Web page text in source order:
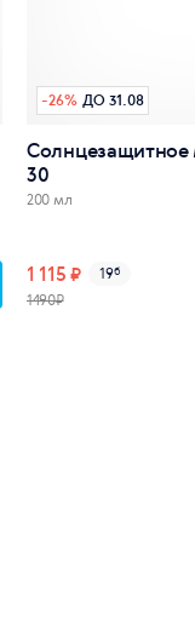
-26% ДО 31.08
Солнцезащитное
30
200 мл
1 115 ₽ 19б
1490₽